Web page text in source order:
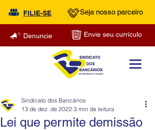
FILIE-SE Seja nosso parceiro
Denuncie Envie seu currículo
Lei que permite demissão
Sindicato dos Bancários
13 de dez. de 2022 3 min de leitura